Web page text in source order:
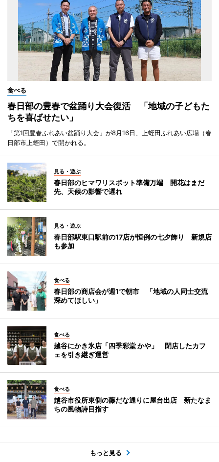
食べる
春日部の豊春で盆踊り大会復活 「地域の子どもた
ちを喜ばせたい」
「第1回豊春ふれあい盆踊り大会」が8月16日、上蛭田ふれあい広場（春
日部市上蛭田）で開かれる。
見る・遊ぶ
春日部のヒマワリスポット準備万端 開花はまだ
先、天候の影響で遅れ
見る・遊ぶ
春日部駅東口駅前の17店が恒例の七夕飾り 新規店
も参加
食べる
春日部の商店会が週1で朝市 「地域の人同士交流
深めてほしい」
食べる
越谷にかき氷店「四季彩堂 かや」 閉店したカフ
ェを引き継ぎ運営
食べる
越谷市役所東側の藤だな通りに屋台出店 新たなま
ちの風物詩目指す
もっと見る